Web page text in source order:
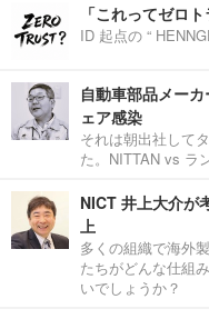
「これってゼロ
ID 起点の “
自動車部品メー
ェア感染
それは朝出社して
た。NITTAN vs ラ
NICT 井上大介が
上
多くの組織で海外
たちがどんな仕組
いでしょうか？